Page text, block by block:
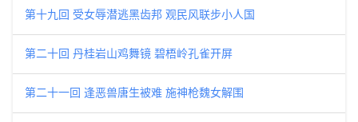
第十九回 受女辱潜逃黑齿邦 观民风联步小人国
第二十回 丹桂岩山鸡舞镜 碧梧岭孔雀开屏
第二十一回 逢恶兽唐生被难 施神枪魏女解围